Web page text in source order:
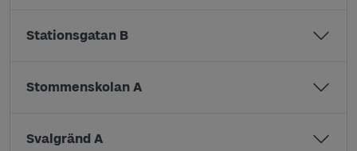
Stationsgatan B
Stommenskolan A
Svalgränd A